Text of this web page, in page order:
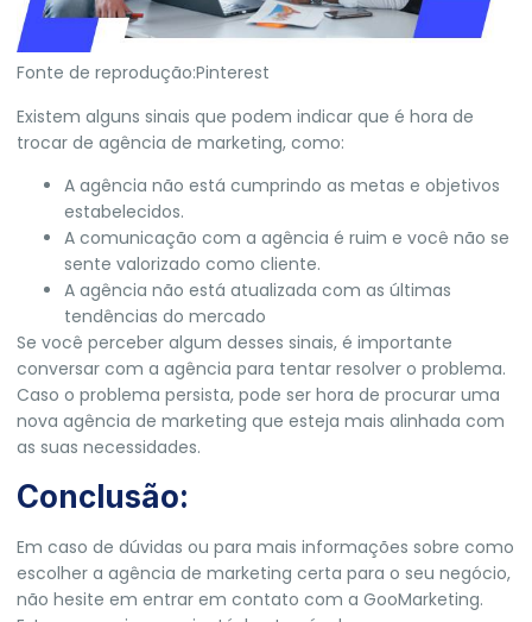
Fonte de reprodução:Pinterest
Existem alguns sinais que podem indicar que é hora de
trocar de agência de marketing, como:
A agência não está cumprindo as metas e objetivos
estabelecidos.
A comunicação com a agência é ruim e você não se
sente valorizado como cliente.
A agência não está atualizada com as últimas
tendências do mercado
Se você perceber algum desses sinais, é importante
conversar com a agência para tentar resolver o problema.
Caso o problema persista, pode ser hora de procurar uma
nova agência de marketing que esteja mais alinhada com
as suas necessidades.
Conclusão:
Em caso de dúvidas ou para mais informações sobre como
escolher a agência de marketing certa para o seu negócio,
não hesite em entrar em contato com a GooMarketing.